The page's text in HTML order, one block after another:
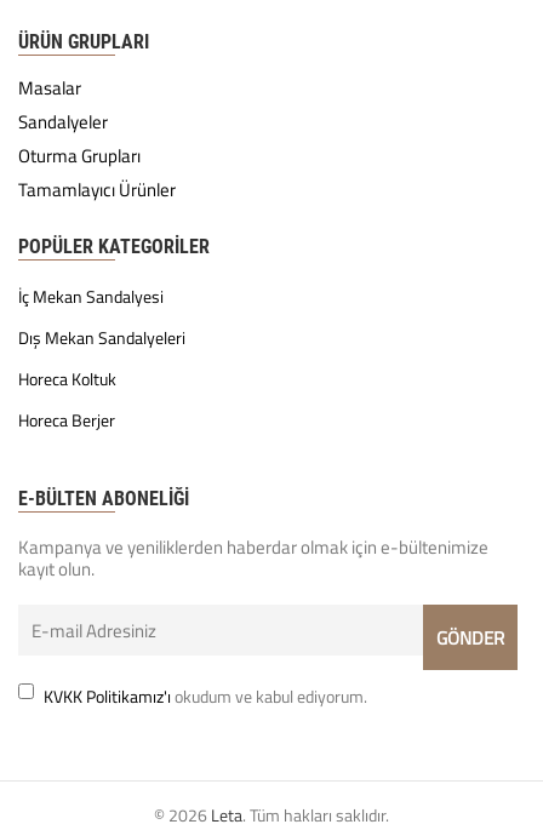
ÜRÜN GRUPLARI
Masalar
Sandalyeler
Oturma Grupları
Tamamlayıcı Ürünler
POPÜLER KATEGORILER
İç Mekan Sandalyesi
Dış Mekan Sandalyeleri
Horeca Koltuk
Horeca Berjer
E-BÜLTEN ABONELİĞİ
Kampanya ve yeniliklerden haberdar olmak için e-bültenimize
kayıt olun.
KVKK Politikamız'ıokudum ve kabul ediyorum.
© 2026 Leta. Tüm hakları saklıdır.